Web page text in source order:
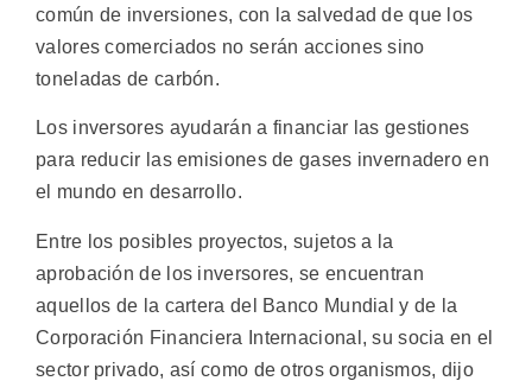
común de inversiones, con la salvedad de que los
valores comerciados no serán acciones sino
toneladas de carbón.
Los inversores ayudarán a financiar las gestiones
para reducir las emisiones de gases invernadero en
el mundo en desarrollo.
Entre los posibles proyectos, sujetos a la
aprobación de los inversores, se encuentran
aquellos de la cartera del Banco Mundial y de la
Corporación Financiera Internacional, su socia en el
sector privado, así como de otros organismos, dijo